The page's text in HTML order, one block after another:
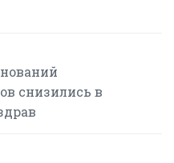
снизились в